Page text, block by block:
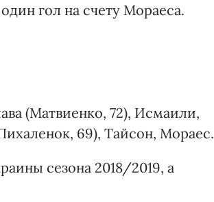
гол на счету Мораеса.
(Матвиенко, 72), Исмаили,
69), Тайсон, Мораес.
сезона 2018/2019, а